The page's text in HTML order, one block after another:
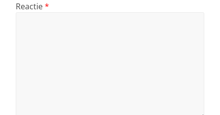
Reactie*